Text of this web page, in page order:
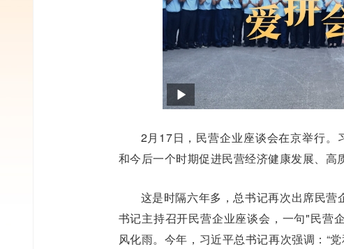
2月17日，民营企业座谈会在京举行
和今后一个时期促进民营经济健康发展、高
这是时隔六年多，总书记再次出席民
书记主持召开民营企业座谈会，一句"民营
风化雨。今年，习近平总书记再次强调：“